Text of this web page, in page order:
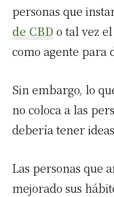
personas que
de CBDo tal vez
como agente para
Sin embargo, lo
no coloca a las
debería tener
Las personas que
mejorado sus